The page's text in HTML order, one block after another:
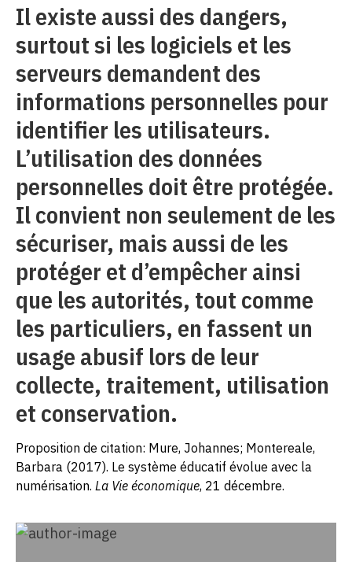
Il existe aussi des dangers,
surtout si les logiciels et les
serveurs demandent des
informations personnelles pour
identifier les utilisateurs.
L’utilisation des données
personnelles doit être protégée.
Il convient non seulement de les
sécuriser, mais aussi de les
protéger et d’empêcher ainsi
que les autorités, tout comme
les particuliers, en fassent un
usage abusif lors de leur
collecte, traitement, utilisation
et conservation.
Proposition de citation: Mure, Johannes; Montereale,
Barbara (2017). Le système éducatif évolue avec la
numérisation. La Vie économique, 21 décembre.